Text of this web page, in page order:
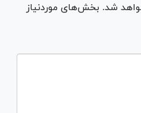
شد. بخش‌های موردنیاز